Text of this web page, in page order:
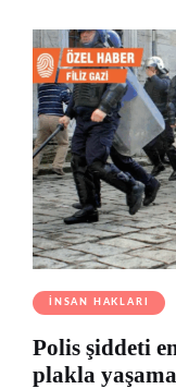
İNSAN HAKLARI
Polis şiddeti
plakla